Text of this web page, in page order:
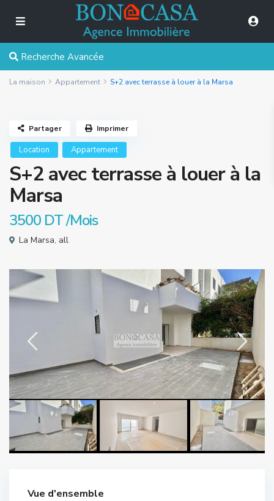
Recherche Avancée
La maison Appartement S+2 avec terrasse à louer à la Marsa
Location Appartement
S+2 avec terrasse à louer à la
Marsa
3500 DT/Mois
La Marsa, all
Partager Imprimer
Vue d'ensemble